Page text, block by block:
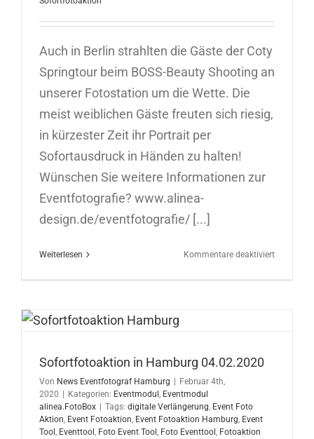
Auch in Berlin strahlten die Gäste der Coty
Springtour beim BOSS-Beauty Shooting an
unserer Fotostation um die Wette. Die
meist weiblichen Gäste freuten sich riesig,
in kürzester Zeit ihr Portrait per
Sofortausdruck in Händen zu halten!
Wünschen Sie weitere Informationen zur
Eventfotografie? www.alinea-
design.de/eventfotografie/ [...]
Weiterlesen Kommentare deaktiviertfür
Sofortfotoaktion in Hamburg 04.02.2020
Von News Eventfotograf Hamburg
Februar 4th,
2020
Kategorien: Eventmodul , Eventmodul
alinea.FotoBox
Tags: digitale Verlängerung, Event Foto
Aktion, Event Fotoaktion, Event Fotoaktion Hamburg, Event
Tool , Eventtool , Foto Event Tool , Foto Eventtool , Fotoaktion